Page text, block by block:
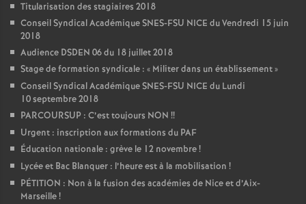
Titularisation des stagiaires 2018
Conseil Syndical Académique SNES-FSU NICE du Vendredi 15 juin
2018
Audience DSDEN 06 du 18 juillet 2018
Stage de formation syndicale : « Militer dans un établissement»
Conseil Syndical Académique SNES-FSU NICE du Lundi
10 septembre 2018
PARCOURSUP : C’est toujours NON !!
Urgent : inscription aux formations du PAF
Éducation nationale : grève le 12 novembre!
Lycée et Bac Blanquer : l’heure est à la mobilisation !
PÉTITION : Non à la fusion des académies de Nice et d’Aix-
Marseille!